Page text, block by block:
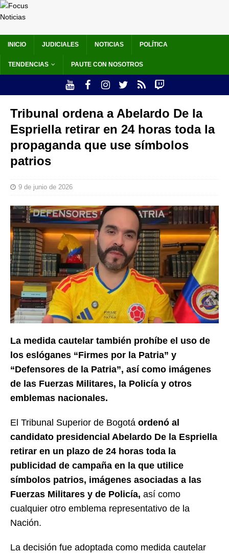
INICIO JUDICIALES NOTICIAS POLÍTICA
TENDENCIAS PAUTE CON NOSOTROS
Tribunal ordena a Abelardo De la
Espriella retirar en 24 horas toda la
propaganda que use símbolos
patrios
9 de junio de 2026
La medida cautelar también prohíbe el uso de
los eslóganes “Firmes por la Patria” y
“Defensores de la Patria”, así como imágenes
de las Fuerzas Militares, la Policía y otros
emblemas nacionales.
El Tribunal Superior de Bogotá ordenó al
candidato presidencial Abelardo De la Espriella
retirar en un plazo de 24 horas toda la
publicidad de campaña en la que utilice
símbolos patrios, imágenes asociadas a las
Fuerzas Militares y de Policía, así como
cualquier otro emblema representativo de la
Nación.
La decisión fue adoptada como medida cautelar